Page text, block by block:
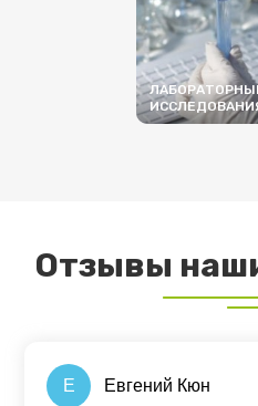
Отзывы
Е Евгений Кюн